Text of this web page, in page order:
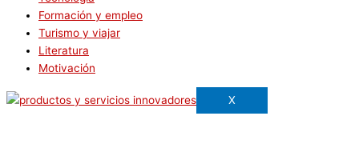
Formación y empleo
Turismo y viajar
Literatura
Motivación
X